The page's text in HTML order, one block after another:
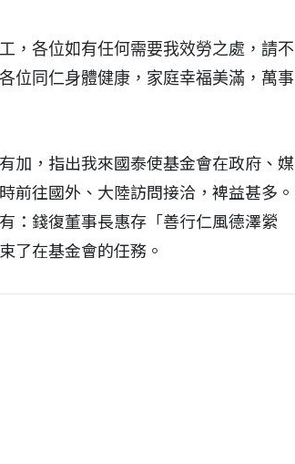
，各位如有任何需要我效勞之處，請不
位同仁身體健康，家庭幸福美滿，萬事
加，指出我來國泰使基金會在政府、媒
前往國外、大陸訪問接洽，裨益甚多。
：錢復董事長惠存「善行仁風德澤縈
了在基金會的任務。